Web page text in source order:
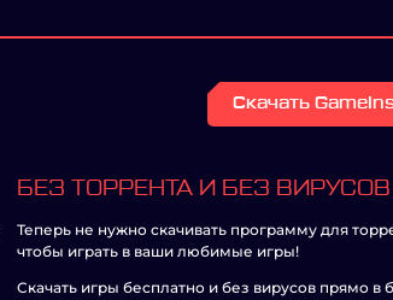
Скачать
БЕЗ ТОРРЕНТА И БЕЗ ВИРУСОВ
Теперь не нужно скачивать программу для
чтобы играть в ваши любимые игры!
Скачать игры бесплатно и без вирусов прямо в